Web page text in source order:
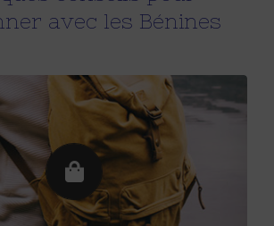
avec les Bénines
Le sac à dos
pour une randonnée d’une
le léger, avec des bretelles
et réglables, éventuellement un dos
filet), des poches extérieures. Un